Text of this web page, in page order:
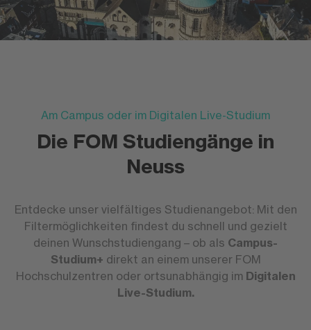
Am Campus oder im Digitalen Live-Studium
Die FOM Studiengänge in
Neuss
Entdecke unser vielfältiges Studienangebot: Mit den
Filtermöglichkeiten findest du schnell und gezielt
deinen Wunschstudiengang – ob als Campus-
Studium+ direkt an einem unserer FOM
Hochschulzentren oder ortsunabhängig im Digitalen
Live-Studium.